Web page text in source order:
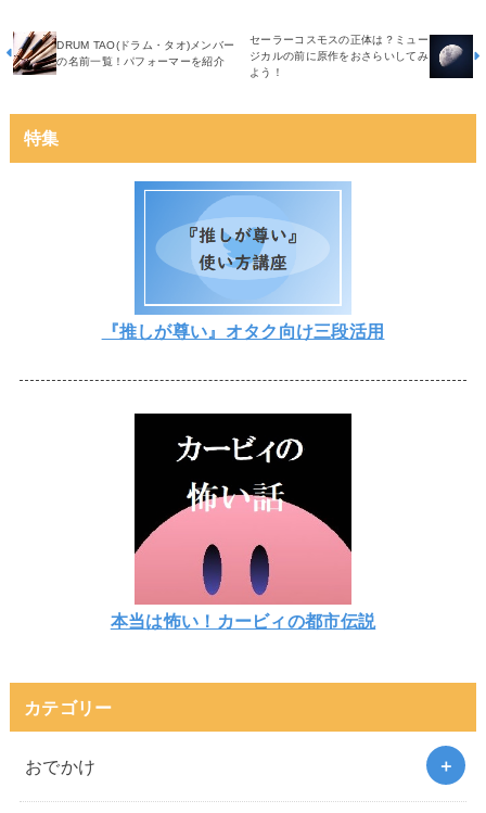
DRUM TAO(ドラム・タオ)メンバー
の名前一覧！パフォーマーを紹介
セーラーコスモスの正体は？ミュー
ジカルの前に原作をおさらいしてみ
よう！
特集
『推しが尊い』オタク向け三段活用
本当は怖い！カービィの都市伝説
カテゴリー
おでかけ